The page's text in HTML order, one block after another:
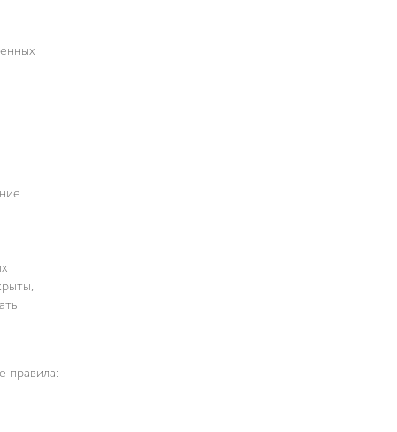
правила: